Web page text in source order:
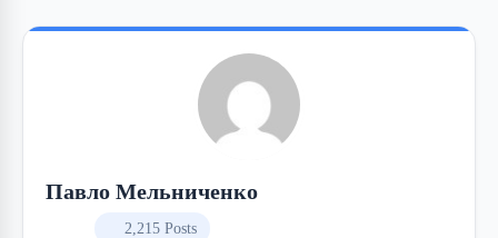
Павло Мельниченко
2,215 Posts